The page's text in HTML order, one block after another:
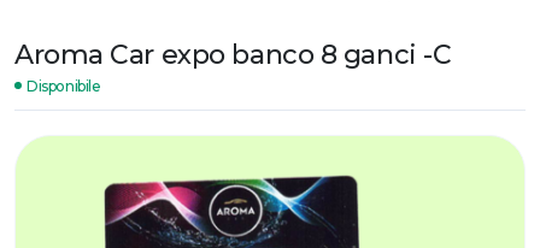
Aroma Car expo banco 8 ganci -C
Disponibile